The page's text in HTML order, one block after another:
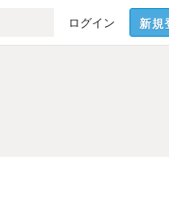
ログイン 新規